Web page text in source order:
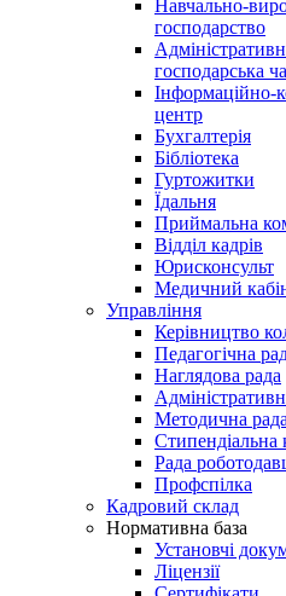
Навчально-
господарство
господарська
Інформаційно-
центр
Бухгалтерія
Бібліотека
Гуртожитки
Їдальня
Приймальна
Відділ кадрів
Юрисконсульт
Медичний
Управління
Керівництво
Педагогічна
Наглядова рада
Методична рада
Стипендіальна
Рада
Профспілка
Кадровий склад
Нормативна база
Установчі
Ліцензії